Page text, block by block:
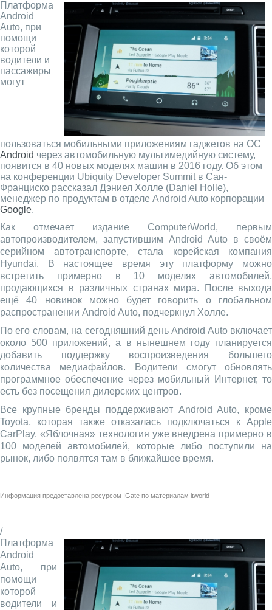
Платформа
Android
Auto, при
помощи
которой
водители и
пассажиры
могут
пользоваться мобильными приложениям гаджетов на ОС
Android через автомобильную мультимедийную систему,
появится в 40 новых моделях машин в 2016 году. Об этом
на конференции Ubiquity Developer Summit в Сан-
Франциско рассказал Дэниел Холле (Daniel Holle),
менеджер по продуктам в отделе Android Auto корпорации
Google.
Как отмечает издание ComputerWorld, первым
автопроизводителем, запустившим Android Auto в своём
серийном автотранспорте, стала корейская компания
Hyundai. В настоящее время эту платформу можно
встретить примерно в 10 моделях автомобилей,
продающихся в различных странах мира. После выхода
ещё 40 новинок можно будет говорить о глобальном
распространении Android Auto, подчеркнул Холле.
По его словам, на сегодняшний день Android Auto включает
около 500 приложений, а в нынешнем году планируется
добавить поддержку воспроизведения большего
количества медиафайлов. Водители смогут обновлять
программное обеспечение через мобильный Интернет, то
есть без посещения дилерских центров.
Все крупные бренды поддерживают Android Auto, кроме
Toyota, которая также отказалась подключаться к Apple
CarPlay. «Яблочная» технология уже внедрена примерно в
100 моделей автомобилей, которые либо поступили на
рынок, либо появятся там в ближайшее время.
Информация предоставлена ресурсом IGate по материалам itworld
/
Платформа
Android
Auto, при
помощи
которой
водители и